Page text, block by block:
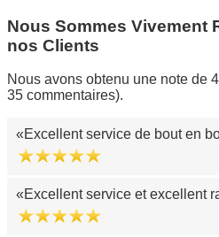
Nous Sommes Vivement
nos Clients
Nous avons obtenu une note de
35 commentaires).
Excellent service de bout en
Excellent service et excellent